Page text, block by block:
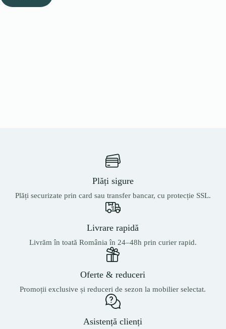
Plăți sigure
Plăți securizate prin card sau transfer bancar, cu protecție SSL.
Livrare rapidă
Livrăm în toată România în 24–48h prin curier rapid.
Oferte & reduceri
Promoții exclusive și reduceri de sezon la mobilier selectat.
Asistență clienți